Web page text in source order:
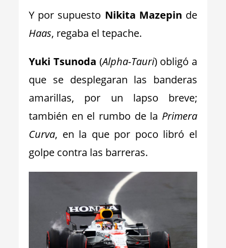
Y por supuesto Nikita Mazepin de
Haas, regaba el tepache.
Yuki Tsunoda (Alpha-Tauri) obligó a
que se desplegaran las banderas
amarillas, por un lapso breve;
también en el rumbo de la Primera
Curva, en la que por poco libró el
golpe contra las barreras.